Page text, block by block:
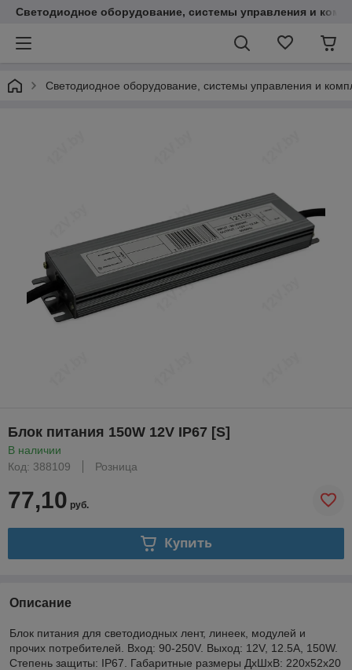
Светодиодное оборудование, системы управления и
Светодиодное оборудование, системы управления и
Блок питания 150W 12V IP67 [S]
В наличии
Код: 388109
Розница
77,10 руб.
Купить
Описание
Блок питания для светодиодных лент, линеек, модулей и
прочих потребителей. Вход: 90-250V. Выход: 12V, 12.5А, 150W.
Степень защиты: IP67. Габаритные размеры ДхШхВ: 220х52х20